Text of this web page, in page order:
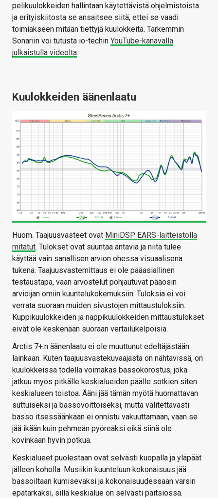
pelikuulokkeiden hallintaan käytettävistä ohjelmistoista
ja erityiskiitosta se ansaitsee siitä, ettei se vaadi
toimiakseen mitään tiettyjä kuulokkeita. Tarkemmin
Sonariin voi tutusta io-techin YouTube-kanavalla
julkaistulla videolta.
Kuulokkeiden äänenlaatu
Huom. Taajuusvasteet ovat MiniDSP EARS-laitteistolla
mitatut. Tulokset ovat suuntaa antavia ja niitä tulee
käyttää vain sanallisen arvion ohessa visuaalisena
tukena. Taajuusvastemittaus ei ole pääasiallinen
testaustapa, vaan arvostelut pohjautuvat pääosin
arvioijan omiin kuuntelukokemuksiin. Tuloksia ei voi
verrata suoraan muiden sivustojen mittaustuloksiin.
Kuppikuulokkeiden ja nappikuulokkeiden mittaustulokset
eivät ole keskenään suoraan vertailukelpoisia.
Arctis 7+:n äänenlaatu ei ole muuttunut edeltäjästään
lainkaan. Kuten taajuusvastekuvaajasta on nähtävissä, on
kuulokkeissa todella voimakas bassokorostus, joka
jatkuu myös pitkälle keskialueiden päälle sotkien siten
keskialueen toistoa. Ääni jää tämän myötä huomattavan
suttuiseksi ja bassovoittoiseksi, mutta valitettavasti
basso itsessäänkään ei onnistu vakuuttamaan, vaan se
jää ikään kuin pehmeän pyöreäksi eikä siinä ole
kovinkaan hyvin potkua.
Keskialueet puolestaan ovat selvästi kuopalla ja yläpäät
jälleen koholla. Musiikin kuunteluun kokonaisuus jää
bassoiltaan kumisevaksi ja kokonaisuudessaan varsin
epätarkaksi, sillä keskialue on selvästi paitsiossa.